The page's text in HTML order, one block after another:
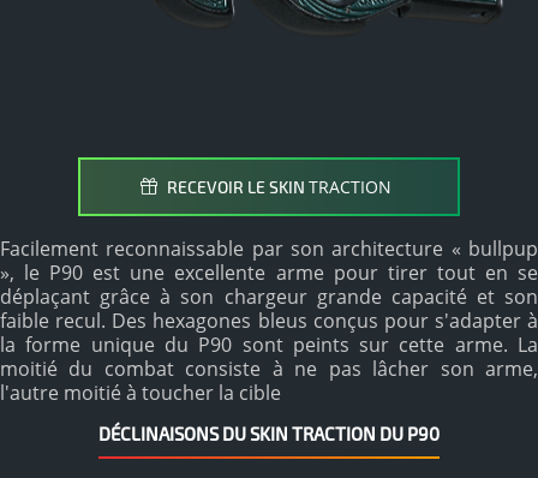
RECEVOIR LE SKIN TRACTION
Facilement reconnaissable par son architecture « bullpup
», le P90 est une excellente arme pour tirer tout en se
déplaçant grâce à son chargeur grande capacité et son
faible recul. Des hexagones bleus conçus pour s'adapter à
la forme unique du P90 sont peints sur cette arme. La
moitié du combat consiste à ne pas lâcher son arme,
l'autre moitié à toucher la cible
DÉCLINAISONS DU SKIN TRACTION DU P90